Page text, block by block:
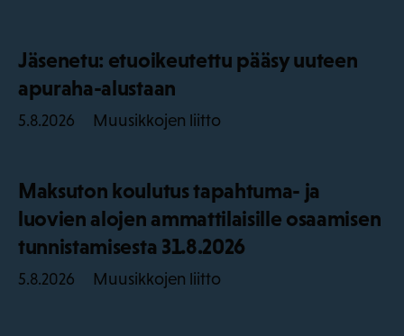
Jäsenetu: etuoikeutettu pääsy uuteen
apuraha-alustaan
5.8.2026 Muusikkojen liitto
Maksuton koulutus tapahtuma- ja
luovien alojen ammattilaisille osaamisen
tunnistamisesta 31.8.2026
5.8.2026 Muusikkojen liitto